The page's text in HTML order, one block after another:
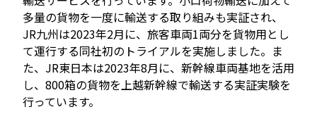
多量の貨物を一度に輸送する取り組みも実証され、
JR九州は2023年2月に、旅客車両1両分を貨物用とし
て運行する同社初のトライアルを実施しました。ま
た、JR東日本は2023年8月に、新幹線車両基地を活用
し、800箱の貨物を上越新幹線で輸送する実証実験を
行っています。